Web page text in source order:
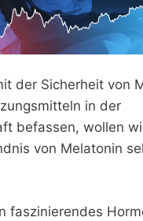
der Sicherheit von
in der
befassen, wollen
von Melatonin
faszinierendes